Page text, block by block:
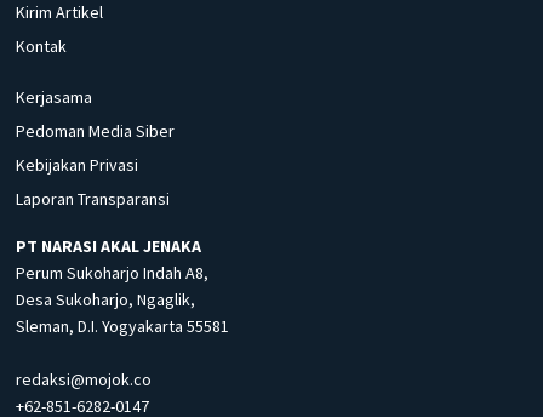
Kirim Artikel
Kontak
Kerjasama
Pedoman Media Siber
Kebijakan Privasi
Laporan Transparansi
PT NARASI AKAL JENAKA
Perum Sukoharjo Indah A8,
Desa Sukoharjo, Ngaglik,
Sleman, D.I. Yogyakarta 55581
redaksi@mojok.co
+62-851-6282-0147